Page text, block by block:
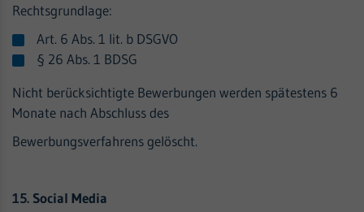
Rechtsgrundlage:
Art. 6 Abs. 1 lit. b DSGVO
§ 26 Abs. 1 BDSG
Nicht berücksichtigte Bewerbungen werden spätestens 6
Monate nach Abschluss des
Bewerbungsverfahrens gelöscht.
15. Social Media